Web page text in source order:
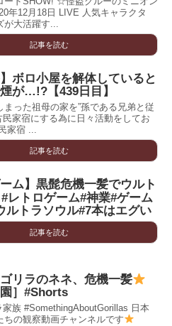
年12月18日 LIVE 人気キャラクタ
大活躍す...
記事を読む
】ボロ小屋を解体していると
が…!?【439日目】
まった祖母の家を”孫である兄弟と従
民家宿にする為に日々活動をしてお
家宿 ...
記事を読む
ーム】黒髭危機一髪でウルト
#レトロゲーム#神業#ゲーム
ルトラソウル#7本はエグい
記事を読む
リラのネネ、危機一髪
園］#Shorts
家族 #SomethingAboutGorillas 日本
ちの観察動画チャンネルです